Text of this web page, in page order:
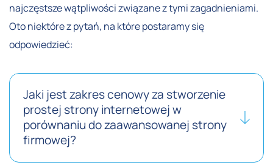
najczęstsze wątpliwości związane z tymi zagadnieniami.
Oto niektóre z pytań, na które postaramy się
odpowiedzieć:
Jaki jest zakres cenowy za stworzenie
prostej strony internetowej w
porównaniu do zaawansowanej strony
firmowej?